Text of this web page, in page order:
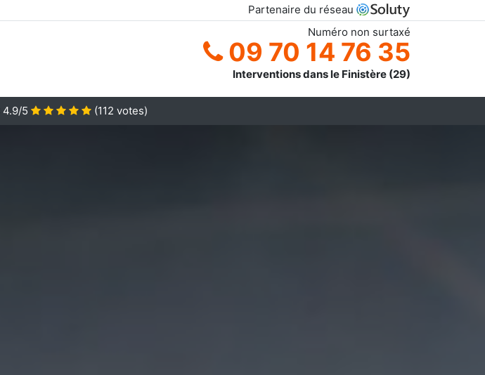
Partenaire du réseau
Numéro non surtaxé
09 70 14 76 35
Interventions dans le Finistère (29)
4.9/5 (112 votes)